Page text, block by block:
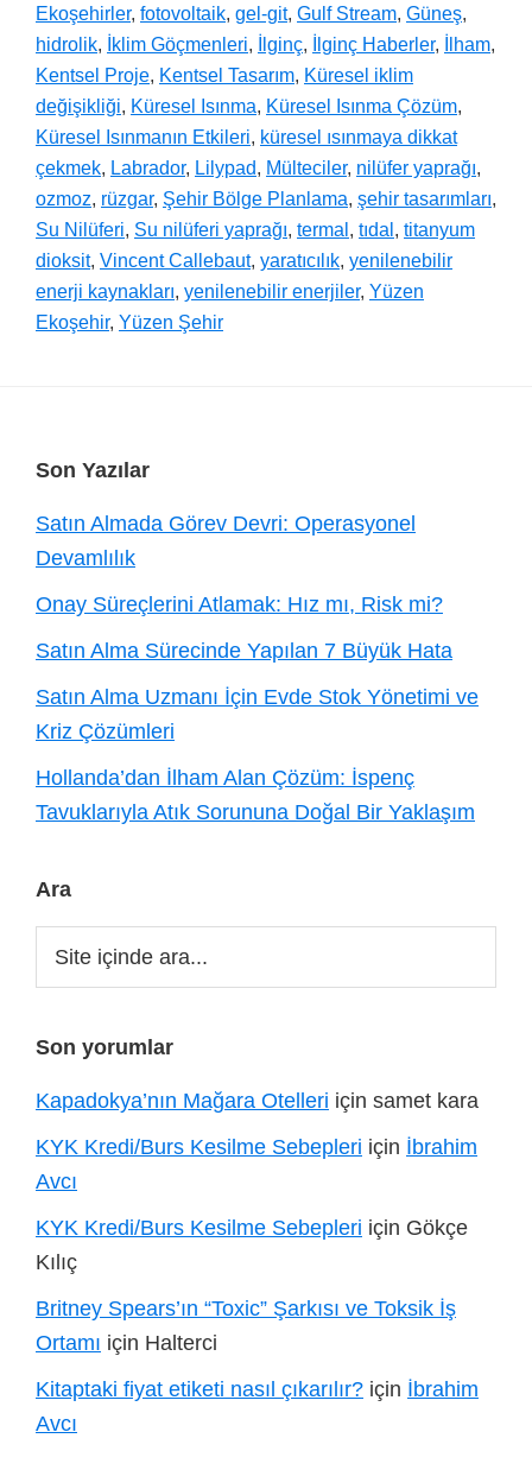
Ekoşehirler, fotovoltaik, gel-git, Gulf Stream, Güneş,
hidrolik, İklim Göçmenleri, İlginç, İlginç Haberler, İlham,
Kentsel Proje, Kentsel Tasarım, Küresel iklim
değişikliği, Küresel Isınma, Küresel Isınma Çözüm,
Küresel Isınmanın Etkileri, küresel ısınmaya dikkat
çekmek, Labrador, Lilypad, Mülteciler, nilüfer yaprağı,
ozmoz, rüzgar, Şehir Bölge Planlama, şehir tasarımları,
Su Nilüferi, Su nilüferi yaprağı, termal , tıdal , titanyum
dioksit, Vincent Callebaut, yaratıcılık, yenilenebilir
enerji kaynakları, yenilenebilir enerjiler, Yüzen
Ekoşehir, Yüzen Şehir
Footer
Son Yazılar
Satın Almada Görev Devri: Operasyonel
Devamlılık
Onay Süreçlerini Atlamak: Hız mı, Risk mi?
Satın Alma Sürecinde Yapılan 7 Büyük Hata
Satın Alma Uzmanı İçin Evde Stok Yönetimi ve
Kriz Çözümleri
Hollanda’dan İlham Alan Çözüm: İspenç
Tavuklarıyla Atık Sorununa Doğal Bir Yaklaşım
Ara
Son yorumlar
Kapadokya’nın Mağara Otelleri için samet kara
KYK Kredi/Burs Kesilme Sebepleri için İbrahim
Avcı
KYK Kredi/Burs Kesilme Sebepleri için Gökçe
Kılıç
Britney Spears’ın “Toxic” Şarkısı ve Toksik İş
Ortamı için Halterci
Kitaptaki fiyat etiketi nasıl çıkarılır? için İbrahim
Avcı